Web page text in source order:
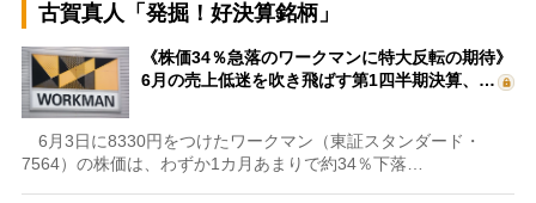
古賀真人「発掘！好決算銘柄」
《株価34％急落のワークマンに特大反転の期待》
6月の売上低迷を吹き飛ばす第1四半期決算、…
6月3日に8330円をつけたワークマン（東証スタンダード・
7564）の株価は、わずか1カ月あまりで約34％下落…